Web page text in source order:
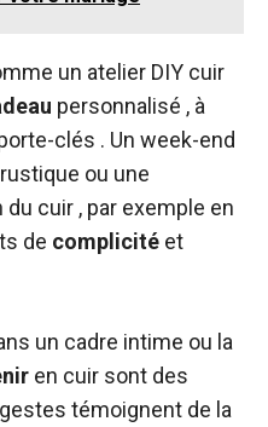
un atelier DIY cuir
personnalisé , à
clés . Un week-end
ou une
cuir , par exemple en
de complicité et
un cadre intime ou la
en cuir sont des
témoignent de la